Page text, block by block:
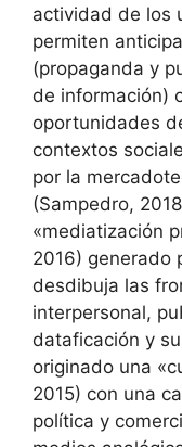
actividad de los
permiten
(propaganda y
de información)
oportunidades
contextos
por la
(Sampedro,
«mediatización
2016) generado
desdibuja las
interpersonal,
dataficación y
originado una
2015) con una
política y